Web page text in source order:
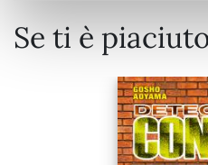
Se ti è